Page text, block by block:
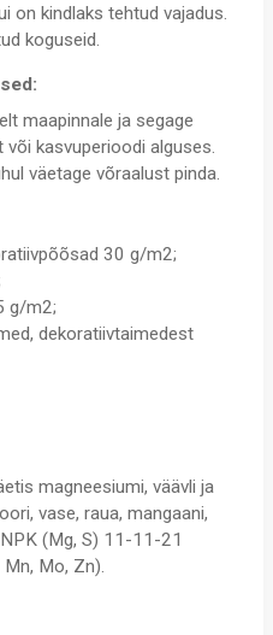
on kindlaks tehtud vajadus.
koguseid.
maapinnale ja segage
kasvuperioodi alguses.
väetage võraalust pinda.
30 g/m2;
g/m2;
dekoratiivtaimedest
magneesiumi, väävli ja
vase, raua, mangaani,
(Mg, S) 11-11-21
Mo, Zn).